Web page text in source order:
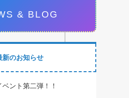
& BLOG
新のお知らせ
ント第二弾！！